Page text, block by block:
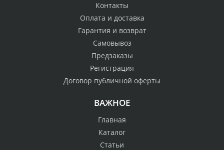
Контакты
Оплата и доставка
Гарантия и возврат
Самовывоз
Предзаказы
Регистрация
Договор публичной оферты
ВАЖНОЕ
Главная
Каталог
Статьи